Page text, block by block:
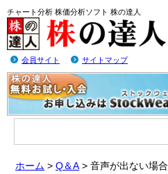
チャート分析 株価分析ソフト 株の達人
会員サイト サイトマップ
ホーム Q＆A 音声が出ない場合